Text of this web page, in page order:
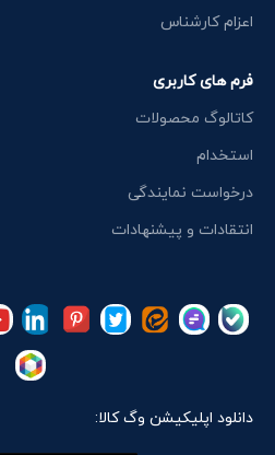
اعزام کارشناس
فرم های کاربری
کاتالوگ محصولات
استخدام
درخواست نمایندگی
انتقادات و پیشنهادات
دانلود اپلیکیشن وگ کالا: